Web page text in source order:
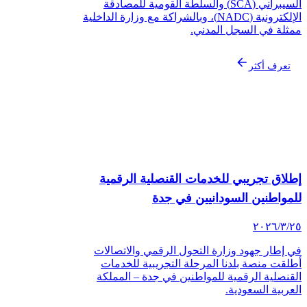
السيبراني (SCA) والسلطة القومية للمصادقة
الإلكترونية (NADC)، وبالشراكة مع وزارة الداخلية
في السجل المدني.
تعرف أكثر
تجريبي للخدمات القنصلية الرقمية
السودانيين في جدة
إطار جهود وزارة التحول الرقمي والاتصالات
منصة بلدنا المرحلة التجريبية للخدمات
الرقمية للمواطنين في جدة – المملكة
السعودية.